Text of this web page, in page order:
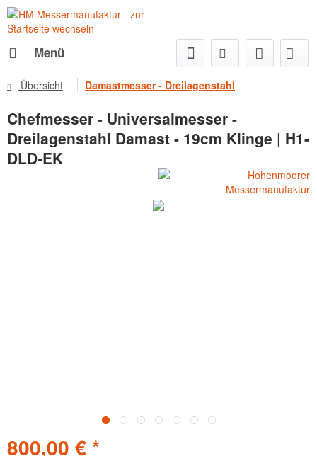
Menü
Übersicht Damastmesser - Dreilagenstahl
Chefmesser - Universalmesser -
Dreilagenstahl Damast - 19cm Klinge | H1-
DLD-EK
800,00 € *